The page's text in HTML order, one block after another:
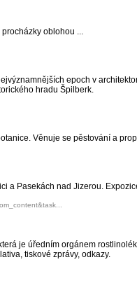
oblohou ...
epoch v
hradu Špilberk.
Věnuje se pěstování a
a Pasekách nad Jizerou.
je úředním orgánem
tiskové zprávy, odkazy.